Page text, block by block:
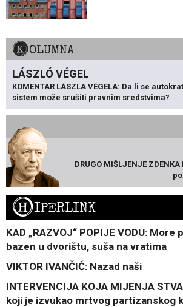
KOLUMNA
LÁSZLÓ VÉGEL
KOMENTAR LÁSZLA VÉGELA: Da li se
sistem može srušiti pravnim sredstvima?
DRUGO MIŠLJENJE
HIPERLINK
KAD „RAZVOJ“ POPIJE VODU: More
bazen u dvorištu, suša na vratima
VIKTOR IVANČIĆ: Nazad naši
INTERVENCIJA KOJA MIJENJA
koji je izvukao mrtvog partizanskog